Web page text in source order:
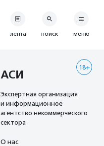
лента поиск меню
18+
АСИ
Экспертная организация
и информационное
агентство некоммерческого
сектора
О нас